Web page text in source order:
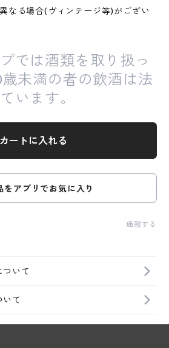
なる場合(ヴィンテージ等)がござい
では酒類を取り扱っ
未満の者の飲酒は法
います。
カートに入れる
をアプリでお気に入り
通報する
いて
いて